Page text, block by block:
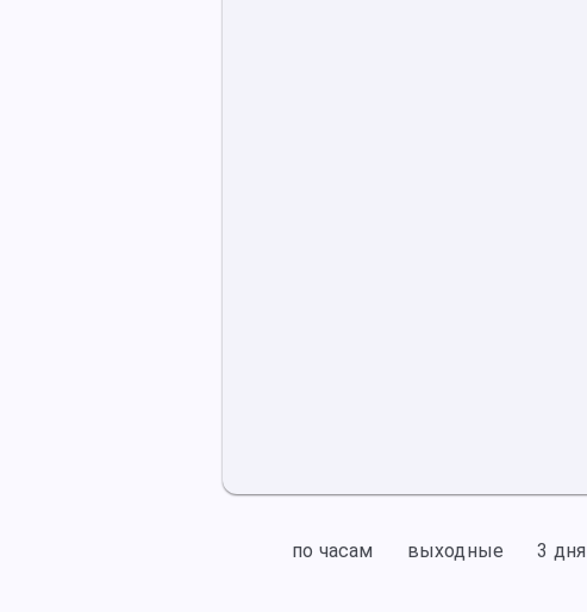
по часам выходные 3 дня